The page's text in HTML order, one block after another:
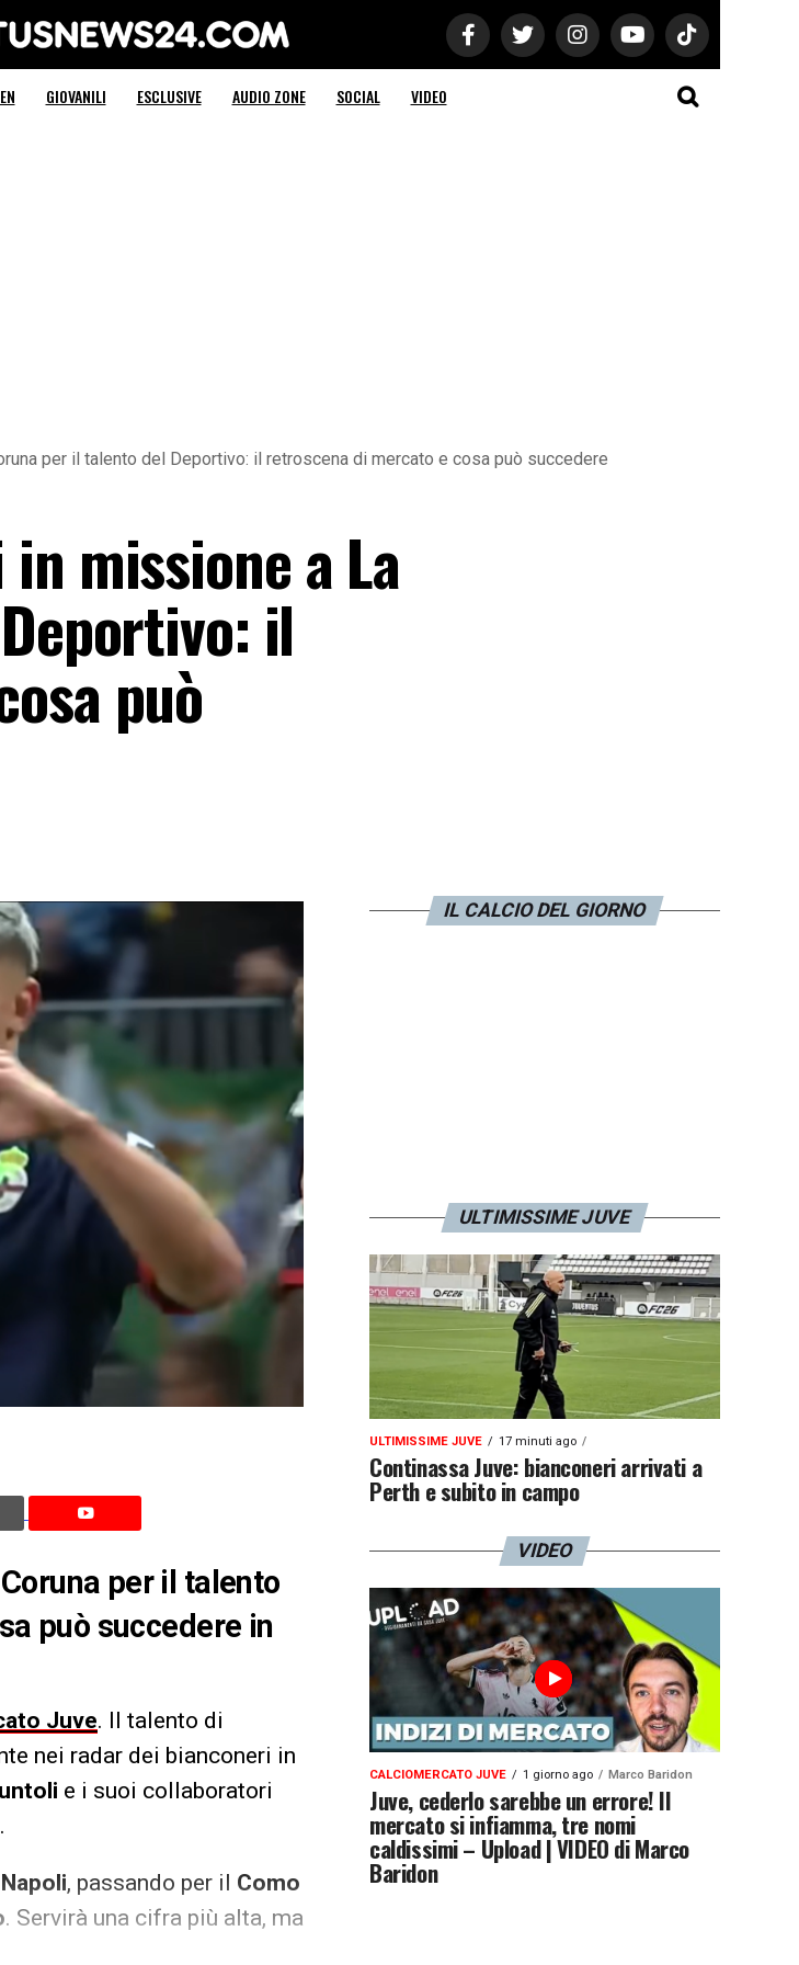
Juventus News 24
GIOVANILI ESCLUSIVE AUDIO ZONE SOCIAL VIDEO
per il talento del Deportivo: il retroscena di mercato e cosa può succedere
missione a La
il
può
per il talento
può succedere in
Juve. Il talento di
nei radar dei bianconeri in
e i suoi collaboratori
Napoli, passando per il Como
. Servirà una cifra più alta, ma
IL CALCIO DEL GIORNO
ULTIMISSIME JUVE
ULTIMISSIME JUVE 17 minuti ago
Continassa Juve: bianconeri arrivati a
Perth e subito in campo
VIDEO
CALCIOMERCATO JUVE 1 giorno ago Marco Baridon
Juve, cederlo sarebbe un errore! Il
mercato si infiamma, tre nomi
caldissimi – Upload | VIDEO di Marco
Baridon